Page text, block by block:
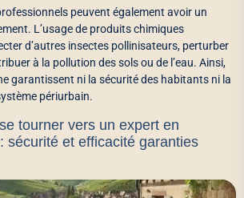
peuvent également avoir un
L’usage de produits chimiques
d’autres insectes pollinisateurs, perturber
à la pollution des sols ou de l’eau. Ainsi,
garantissent ni la sécurité des habitants ni la
périurbain.
tourner vers un expert en
sécurité et efficacité garanties